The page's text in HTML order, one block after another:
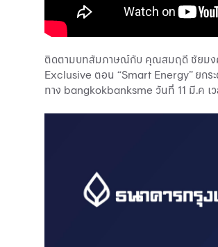
ติดตามบทสัมภาษณ์กับ คุณสมฤดี ชัยมงคล
Exclusive ตอน “Smart Energy” ยกร
ทาง bangkokbanksme วันที่ 11 มี.ค เ